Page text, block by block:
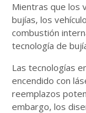
Mientras que los
bujías, los
combustión
tecnología de
Las tecnologías
encendido con
reemplazos
embargo, los